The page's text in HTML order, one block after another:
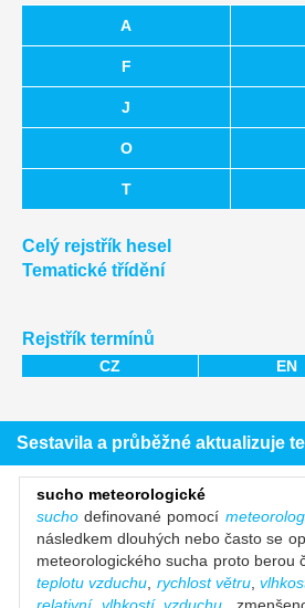
A
F
J
O
T
Celý rejstřík hesel
Tematické třídění
Rejstřík termínů
CZ EN
Sestavila a průběžné aktualizuje
sucho meteorologické
sucho definované pomocí
následkem dlouhých nebo často se
meteorologického sucha proto berou
teplotu vzduchu rychlost větru ,